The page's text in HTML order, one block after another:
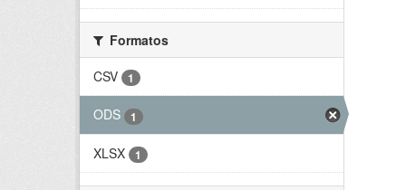
Formatos
CSV
1
ODS 1
XLSX 1